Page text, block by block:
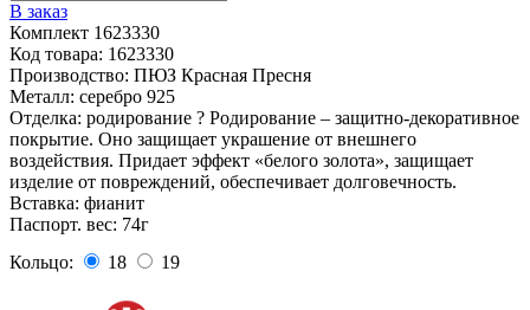
В заказ
Комплект 1623330
Код товара: 1623330
Производство: ПЮЗ Красная Пресня
Металл: серебро 925
Отделка: родирование ? Родирование – защитно-декоративное
покрытие. Оно защищает украшение от внешнего
воздействия. Придает эффект «белого золота», защищает
изделие от повреждений, обеспечивает долговечность.
Вставка: фианит
Паспорт. вес: 74г
Кольцо:
18 19